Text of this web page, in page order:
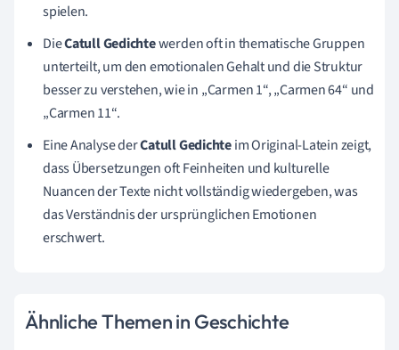
spielen.
DieCatull Gedichtewerden oft in thematische Gruppen
unterteilt, um den emotionalen Gehalt und die Struktur
besser zu verstehen, wie in „Carmen 1“, „Carmen 64“ und
„Carmen 11“.
Eine Analyse derCatull Gedichteim Original-Latein zeigt,
dass Übersetzungen oft Feinheiten und kulturelle
Nuancen der Texte nicht vollständig wiedergeben, was
das Verständnis der ursprünglichen Emotionen
erschwert.
Ähnliche Themen in Geschichte